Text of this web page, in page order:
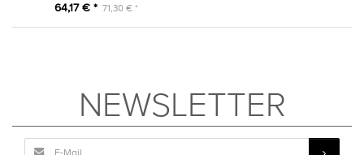
64,17 € * 71,30 € *
NEWSLETTER